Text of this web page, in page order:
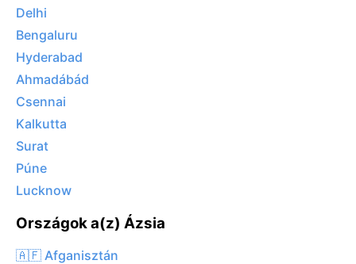
Delhi
Bengaluru
Hyderabad
Ahmadábád
Csennai
Kalkutta
Surat
Púne
Lucknow
Országok a(z) Ázsia
🇦🇫 Afganisztán